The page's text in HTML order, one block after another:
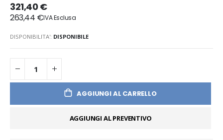
321,40 €
263,44 €
DISPONIBILITA': DISPONIBILE
AGGIUNGI AL CARRELLO
AGGIUNGI AL PREVENTIVO